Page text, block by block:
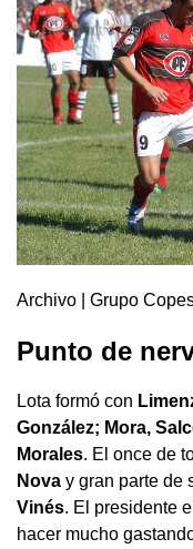
Archivo | Grupo
Punto de
Lota formó con
González; Mora,
Morales. El once de
Nova y gran parte de
Vinés. El presidente
hacer mucho